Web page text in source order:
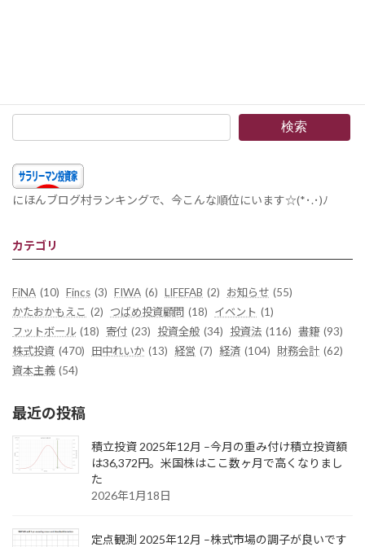
検索
にほんブログ村ランキングで、今こんな順位にいます☆(*･.･)ﾉ
カテゴリ
FiNA (10) Fincs (3) FIWA (6) LIFEFAB (2) お知らせ (55)
かたおかもえこ (2) つばめ投資顧問 (18) イベント (1)
フットボール (18) 寄付 (23) 投資全般 (34) 投資法 (116) 書籍 (93)
株式投資 (470) 田中れいか (13) 経営 (7) 経済 (104) 財務会計 (62)
資本主義 (54)
最近の投稿
積立投資 2025年12月 –今月の重み付け積立投資額
は36,372円。米国株はここ数ヶ月で高くなりまし
た
2026年1月18日
定点観測 2025年12月 –株式市場の調子が良いです